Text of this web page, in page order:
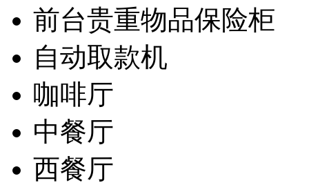
前台贵重物品保险柜
自动取款机
咖啡厅
中餐厅
西餐厅